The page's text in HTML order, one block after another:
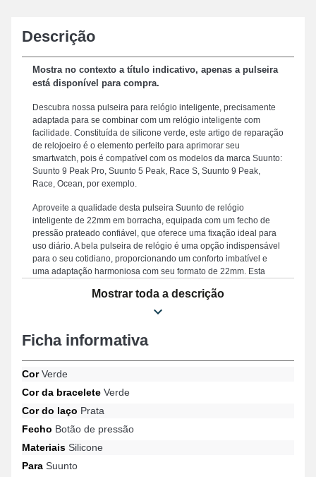
Descrição
Mostra no contexto a título indicativo, apenas a pulseira
está disponível para compra.
Descubra nossa pulseira para relógio inteligente, precisamente
adaptada para se combinar com um relógio inteligente com
facilidade. Constituída de silicone verde, este artigo de reparação
de relojoeiro é o elemento perfeito para aprimorar seu
smartwatch, pois é compatível com os modelos da marca Suunto:
Suunto 9 Peak Pro, Suunto 5 Peak, Race S, Suunto 9 Peak,
Race, Ocean, por exemplo.
Aproveite a qualidade desta pulseira Suunto de relógio
inteligente de 22mm em borracha, equipada com um fecho de
pressão prateado confiável, que oferece uma fixação ideal para
uso diário. A bela pulseira de relógio é uma opção indispensável
para o seu cotidiano, proporcionando um conforto imbatível e
uma adaptação harmoniosa com seu formato de 22mm. Esta
constituindo um compromisso ideal para substituir um acessório
quebrado ou danificado e melhorar a durabilidade do seu
do seu relógio conectado, este estilo de pulseira se adapta
perfeitamente aos padrões dos usuários exigentes. Colocada
neste estilo de pulseira para relógio inteligente, é ajustável com
os modelos Race, Suunto 5 Peak, Vertical, Suunto 9 Peak Pro,
de pressão é de alta qualidade. Com sua compatibilidade, esta
pulseira para relógio inteligente Suunto se harmoniza
perfeitamente com uma grande variedade de referências da
Mostrar toda a descrição
Ficha informativa
CorVerde
Cor da bracelete Verde
Cor do laço Prata
Fecho Botão de pressão
Materiais Silicone
Para Suunto